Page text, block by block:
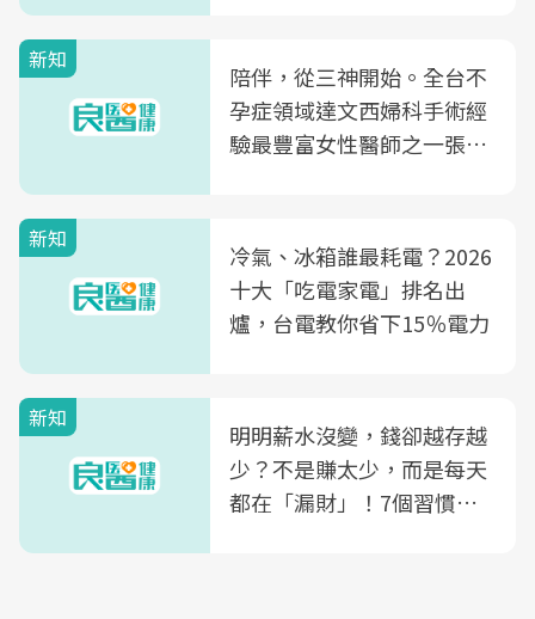
新知
陪伴，從三神開始。全台不
孕症領域達文西婦科手術經
驗最豐富女性醫師之一張永
光田醫院建構360度女性健
康照護生態圈
新知
冷氣、冰箱誰最耗電？2026
十大「吃電家電」排名出
爐，台電教你省下15％電力
新知
明明薪水沒變，錢卻越存越
少？不是賺太少，而是每天
都在「漏財」！7個習慣一